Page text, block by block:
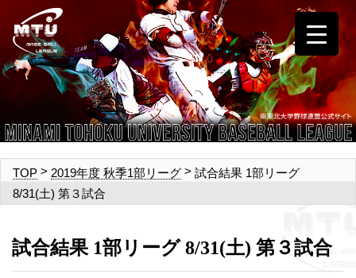
TOP > 2019年度 秋季1部リーグ > 試合結果 1部リーグ
8/31(土) 第３試合
試合結果 1部リーグ 8/31(土) 第３試合